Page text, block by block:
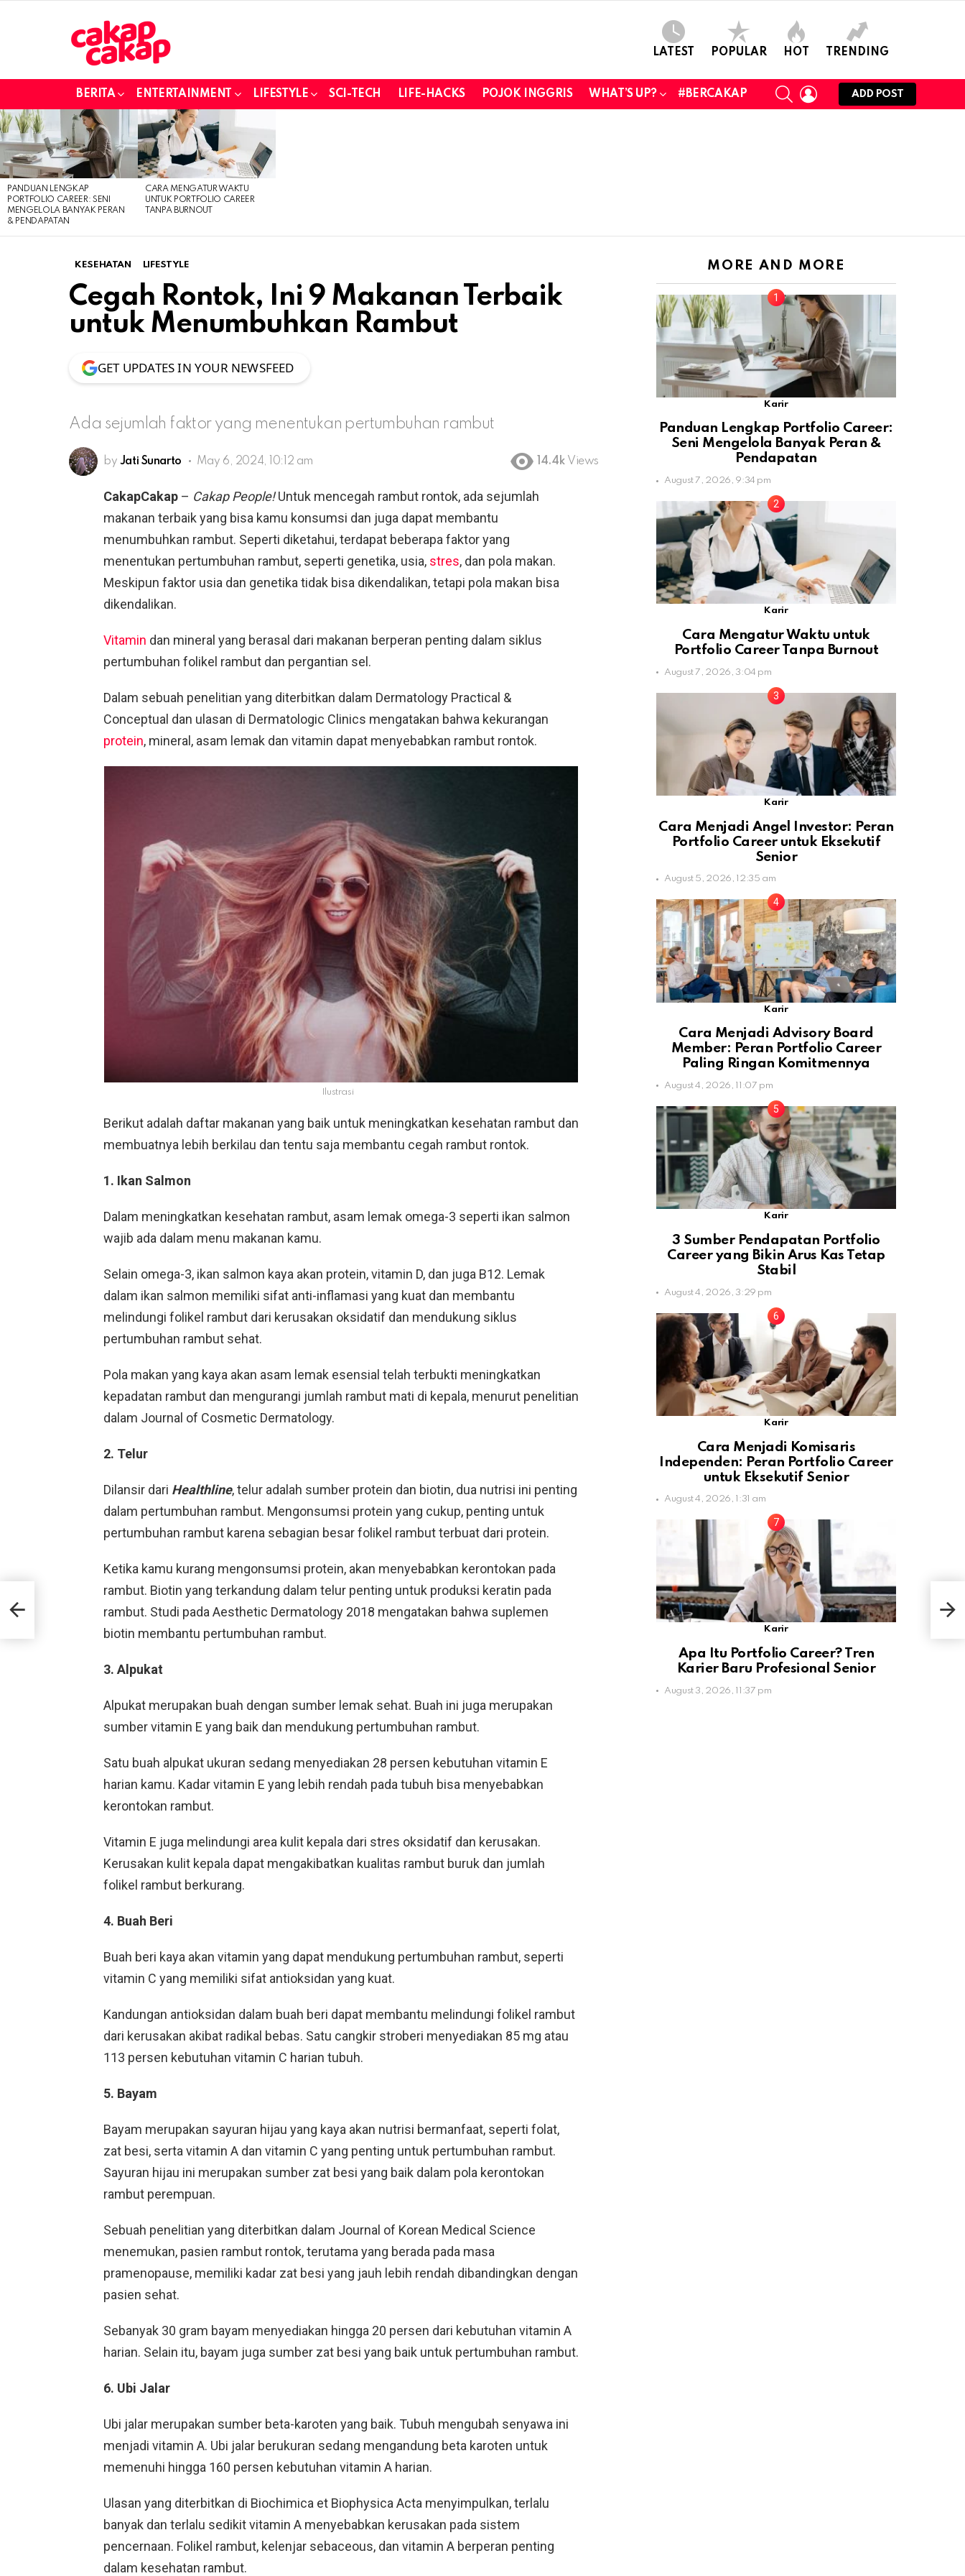
LATEST POPULAR HOT TRENDING
BERITA ENTERTAINMENT LIFESTYLE SCI-TECH LIFE-HACKS POJOK INGGRIS WHAT’S UP? #BERCAKAP
SEARCHLOGIN
ADD POST
LATEST
STORIES
PANDUAN LENGKAP
PORTFOLIO CAREER: SENI
MENGELOLA BANYAK PERAN
& PENDAPATAN
CARA MENGATUR WAKTU
UNTUK PORTFOLIO CAREER
TANPA BURNOUT
KESEHATAN LIFESTYLE
Cegah Rontok, Ini 9 Makanan Terbaik
untuk Menumbuhkan Rambut
GET UPDATES IN YOUR NEWSFEED
Ada sejumlah faktor yang menentukan pertumbuhan rambut
by Jati Sunarto May 6, 2024, 10:12 am 14.4k Views
CakapCakap – Cakap People!Untuk mencegah rambut rontok, ada sejumlah
makanan terbaik yang bisa kamu konsumsi dan juga dapat membantu
menumbuhkan rambut. Seperti diketahui, terdapat beberapa faktor yang
menentukan pertumbuhan rambut, seperti genetika, usia, stres, dan pola makan.
Meskipun faktor usia dan genetika tidak bisa dikendalikan, tetapi pola makan bisa
dikendalikan.
Vitamin dan mineral yang berasal dari makanan berperan penting dalam siklus
pertumbuhan folikel rambut dan pergantian sel.
Dalam sebuah penelitian yang diterbitkan dalam Dermatology Practical &
Conceptual dan ulasan di Dermatologic Clinics mengatakan bahwa kekurangan
protein, mineral, asam lemak dan vitamin dapat menyebabkan rambut rontok.
Ilustrasi
Berikut adalah daftar makanan yang baik untuk meningkatkan kesehatan rambut dan
membuatnya lebih berkilau dan tentu saja membantu cegah rambut rontok.
1. Ikan Salmon
Dalam meningkatkan kesehatan rambut, asam lemak omega-3 seperti ikan salmon
wajib ada dalam menu makanan kamu.
Selain omega-3, ikan salmon kaya akan protein, vitamin D, dan juga B12. Lemak
dalam ikan salmon memiliki sifat anti-inflamasi yang kuat dan membantu
melindungi folikel rambut dari kerusakan oksidatif dan mendukung siklus
pertumbuhan rambut sehat.
Pola makan yang kaya akan asam lemak esensial telah terbukti meningkatkan
kepadatan rambut dan mengurangi jumlah rambut mati di kepala, menurut penelitian
dalam Journal of Cosmetic Dermatology.
2. Telur
Dilansir dari Healthline, telur adalah sumber protein dan biotin, dua nutrisi ini penting
dalam pertumbuhan rambut. Mengonsumsi protein yang cukup, penting untuk
pertumbuhan rambut karena sebagian besar folikel rambut terbuat dari protein.
Ketika kamu kurang mengonsumsi protein, akan menyebabkan kerontokan pada
rambut. Biotin yang terkandung dalam telur penting untuk produksi keratin pada
rambut. Studi pada Aesthetic Dermatology 2018 mengatakan bahwa suplemen
biotin membantu pertumbuhan rambut.
3. Alpukat
Alpukat merupakan buah dengan sumber lemak sehat. Buah ini juga merupakan
sumber vitamin E yang baik dan mendukung pertumbuhan rambut.
Satu buah alpukat ukuran sedang menyediakan 28 persen kebutuhan vitamin E
harian kamu. Kadar vitamin E yang lebih rendah pada tubuh bisa menyebabkan
kerontokan rambut.
Vitamin E juga melindungi area kulit kepala dari stres oksidatif dan kerusakan.
Kerusakan kulit kepala dapat mengakibatkan kualitas rambut buruk dan jumlah
folikel rambut berkurang.
4. Buah Beri
Buah beri kaya akan vitamin yang dapat mendukung pertumbuhan rambut, seperti
vitamin C yang memiliki sifat antioksidan yang kuat.
Kandungan antioksidan dalam buah beri dapat membantu melindungi folikel rambut
dari kerusakan akibat radikal bebas. Satu cangkir stroberi menyediakan 85 mg atau
113 persen kebutuhan vitamin C harian tubuh.
5. Bayam
Bayam merupakan sayuran hijau yang kaya akan nutrisi bermanfaat, seperti folat,
zat besi, serta vitamin A dan vitamin C yang penting untuk pertumbuhan rambut.
Sayuran hijau ini merupakan sumber zat besi yang baik dalam pola kerontokan
rambut perempuan.
Sebuah penelitian yang diterbitkan dalam Journal of Korean Medical Science
menemukan, pasien rambut rontok, terutama yang berada pada masa
pramenopause, memiliki kadar zat besi yang jauh lebih rendah dibandingkan dengan
pasien sehat.
Sebanyak 30 gram bayam menyediakan hingga 20 persen dari kebutuhan vitamin A
harian. Selain itu, bayam juga sumber zat besi yang baik untuk pertumbuhan rambut.
6. Ubi Jalar
Ubi jalar merupakan sumber beta-karoten yang baik. Tubuh mengubah senyawa ini
menjadi vitamin A. Ubi jalar berukuran sedang mengandung beta karoten untuk
memenuhi hingga 160 persen kebutuhan vitamin A harian.
Ulasan yang diterbitkan di Biochimica et Biophysica Acta menyimpulkan, terlalu
banyak dan terlalu sedikit vitamin A menyebabkan kerusakan pada sistem
pencernaan. Folikel rambut, kelenjar sebaceous, dan vitamin A berperan penting
dalam kesehatan rambut.
MORE AND MORE
Karir
Panduan Lengkap Portfolio Career:
Seni Mengelola Banyak Peran &
Pendapatan
August 7, 2026, 9:34 pm
Karir
Cara Mengatur Waktu untuk
Portfolio Career Tanpa Burnout
August 7, 2026, 3:04 pm
Karir
Cara Menjadi Angel Investor: Peran
Portfolio Career untuk Eksekutif
Senior
August 5, 2026, 12:35 am
Karir
Cara Menjadi Advisory Board
Member: Peran Portfolio Career
Paling Ringan Komitmennya
August 4, 2026, 11:07 pm
Karir
3 Sumber Pendapatan Portfolio
Career yang Bikin Arus Kas Tetap
Stabil
August 4, 2026, 3:29 pm
Karir
Cara Menjadi Komisaris
Independen: Peran Portfolio Career
untuk Eksekutif Senior
August 4, 2026, 1:31 am
Karir
Apa Itu Portfolio Career? Tren
Karier Baru Profesional Senior
August 3, 2026, 11:37 pm